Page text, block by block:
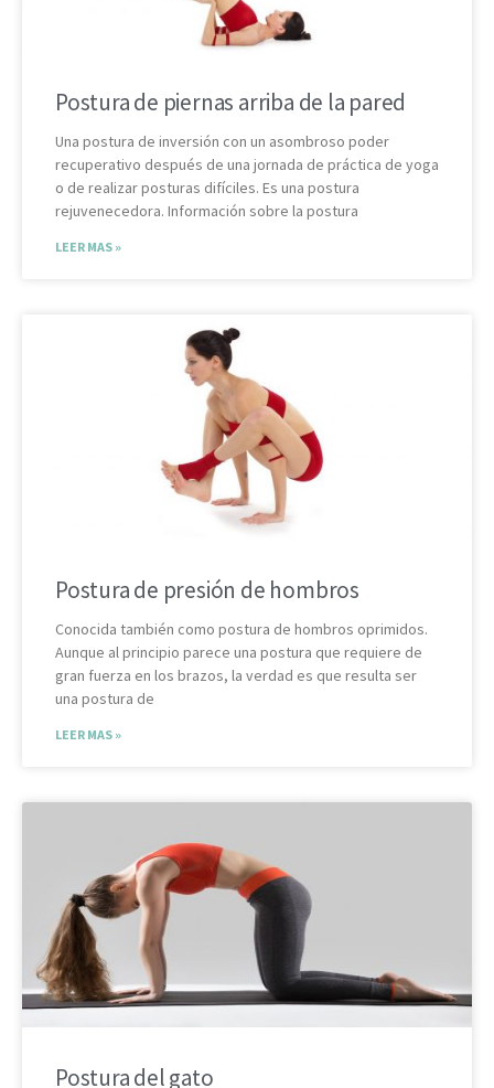
Postura de piernas arriba de la pared
Una postura de inversión con un asombroso poder
recuperativo después de una jornada de práctica de yoga
o de realizar posturas difíciles. Es una postura
rejuvenecedora. Información sobre la postura
LEER MAS »
Postura de presión de hombros
Conocida también como postura de hombros oprimidos.
Aunque al principio parece una postura que requiere de
gran fuerza en los brazos, la verdad es que resulta ser
una postura de
LEER MAS »
Postura del gato